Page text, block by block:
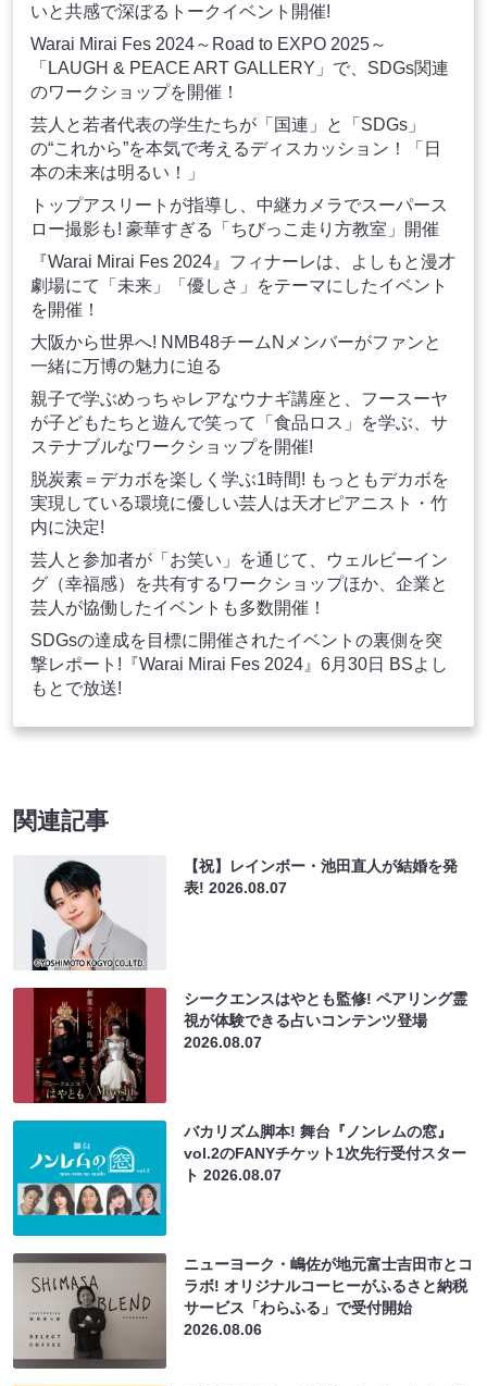
いと共感で深ぼるトークイベント開催!
Warai Mirai Fes 2024～Road to EXPO 2025～
「LAUGH & PEACE ART GALLERY」で、SDGs関連
のワークショップを開催！
芸人と若者代表の学生たちが「国連」と「SDGs」
の“これから”を本気で考えるディスカッション！「日
本の未来は明るい！」
トップアスリートが指導し、中継カメラでスーパース
ロー撮影も! 豪華すぎる「ちびっこ走り方教室」開催
『Warai Mirai Fes 2024』フィナーレは、よしもと漫才
劇場にて「未来」「優しさ」をテーマにしたイベント
を開催！
大阪から世界へ! NMB48チームNメンバーがファンと
一緒に万博の魅力に迫る
親子で学ぶめっちゃレアなウナギ講座と、フースーヤ
が子どもたちと遊んで笑って「食品ロス」を学ぶ、サ
ステナブルなワークショップを開催!
脱炭素＝デカボを楽しく学ぶ1時間! もっともデカボを
実現している環境に優しい芸人は天才ピアニスト・竹
内に決定!
芸人と参加者が「お笑い」を通じて、ウェルビーイン
グ（幸福感）を共有するワークショップほか、企業と
芸人が協働したイベントも多数開催！
SDGsの達成を目標に開催されたイベントの裏側を突
撃レポート!『Warai Mirai Fes 2024』6月30日 BSよし
もとで放送!
関連記事
【祝】レインボー・池田直人が結婚を発
表!2026.08.07
シークエンスはやとも監修! ペアリング霊
視が体験できる占いコンテンツ登場
2026.08.07
バカリズム脚本! 舞台『ノンレムの窓』
vol.2のFANYチケット1次先行受付スター
ト2026.08.07
ニューヨーク・嶋佐が地元富士吉田市とコ
ラボ! オリジナルコーヒーがふるさと納税
サービス「わらふる」で受付開始
2026.08.06